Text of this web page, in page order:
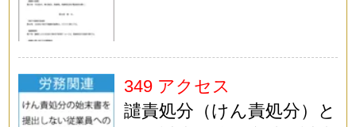
349 アクセス
譴責処分（けん責処分）と